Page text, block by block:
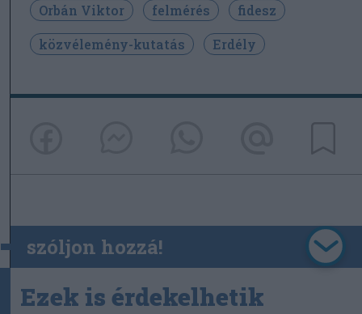
Orbán Viktor felmérés
fidesz
közvélemény-kutatás
Erdély
szóljon hozzá!
Ezek is érdekelhetik